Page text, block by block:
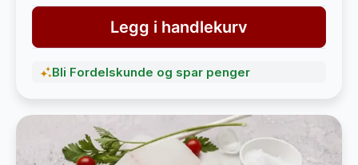
Legg i handlekurv
Bli Fordelskunde og spar penger